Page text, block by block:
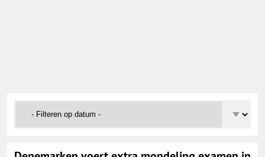
Vacaturewijzer Basisonderwijs